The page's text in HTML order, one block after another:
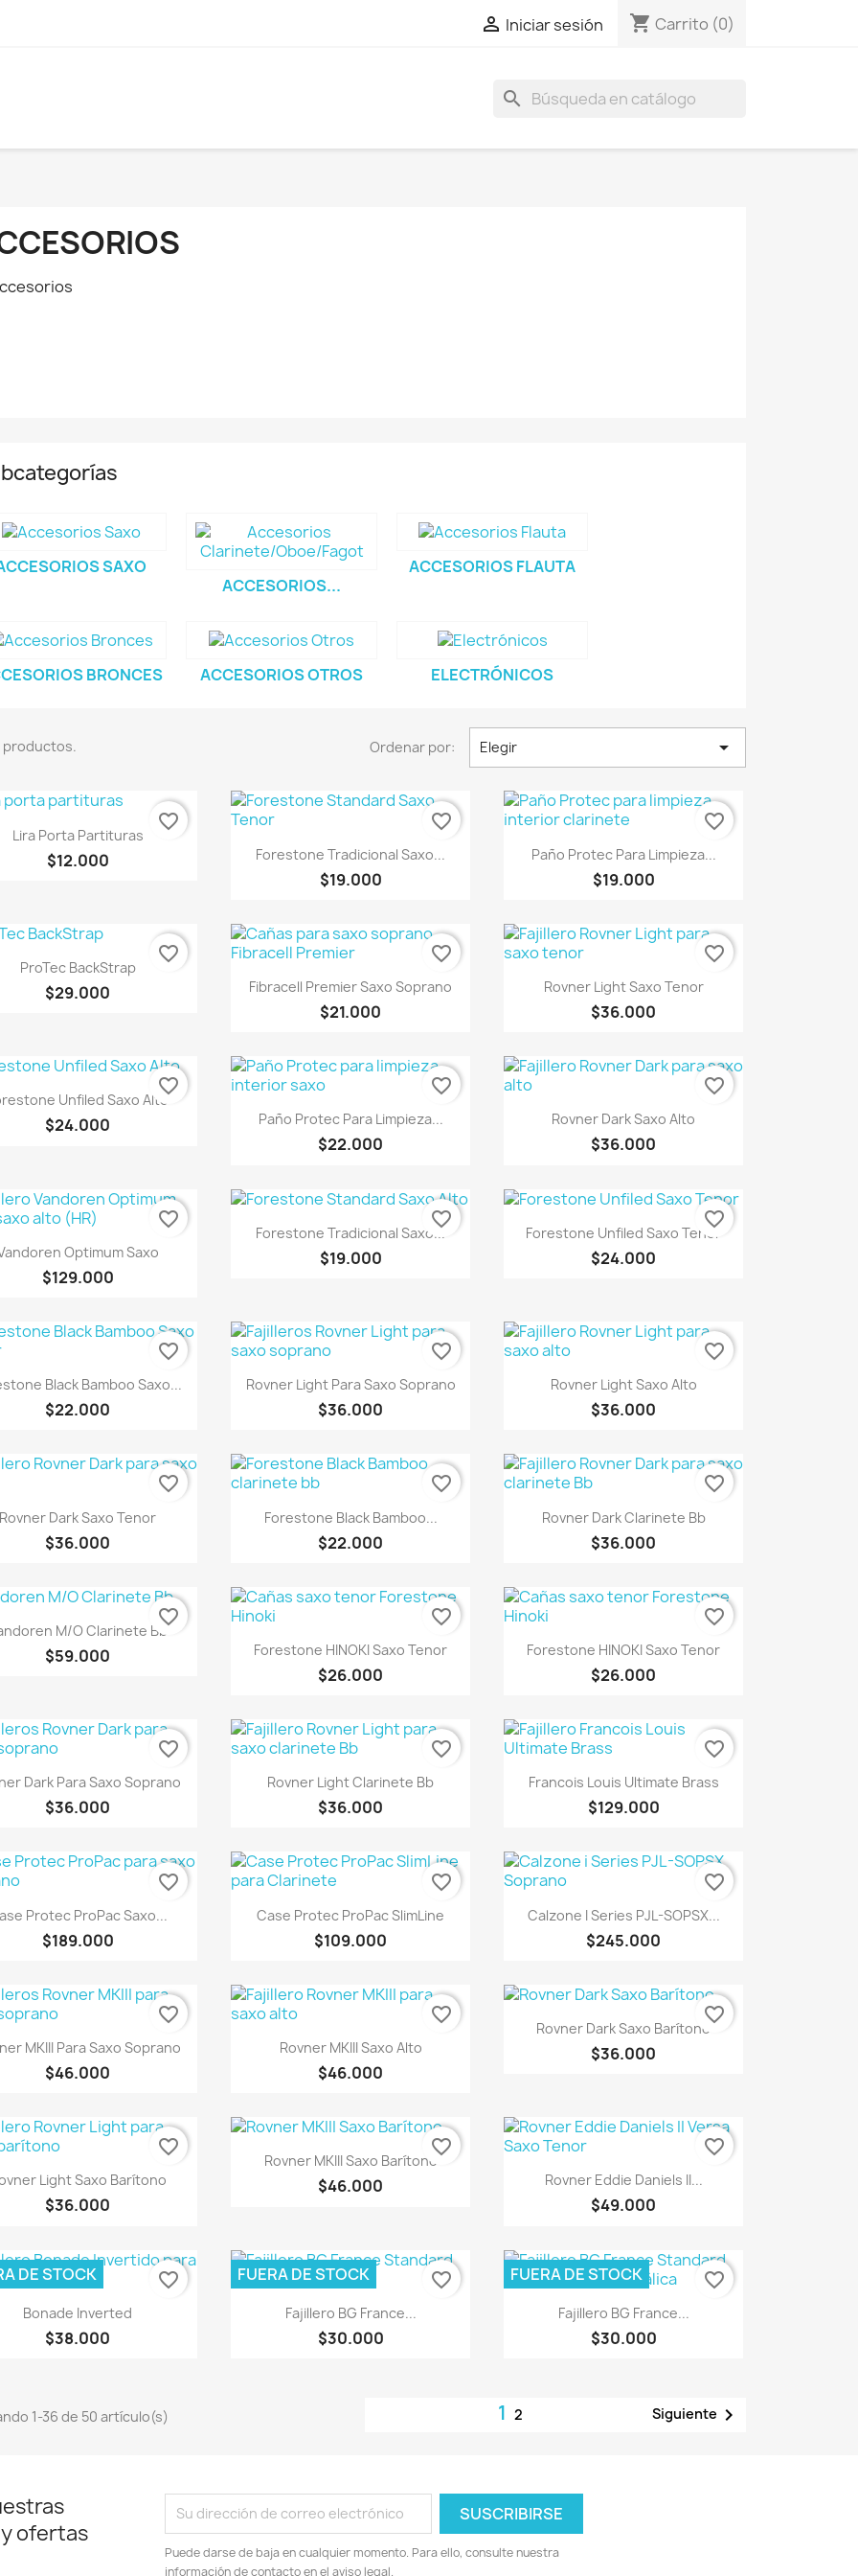
 Iniciar sesión shopping_cart Carrito (0)
search
SAXO
ACCESORIOS...
ACCESORIOS FLAUTA
BRONCES ACCESORIOS OTROS ELECTRÓNICOS
productos. Ordenar por: Elegir 
Vista rápida
Lira Porta Partituras
$12.000
favorite_border
Vista rápida
Forestone Tradicional Saxo...
$19.000
favorite_border
Vista rápida
Paño Protec Para Limpieza...
$19.000
favorite_border
Vista rápida
ProTec BackStrap
$29.000
favorite_border
Vista rápida
Fibracell Premier Saxo Soprano
$21.000
favorite_border
Vista rápida
Rovner Light Saxo Tenor
$36.000
favorite_border
Vista rápida
Unfiled Saxo Alto
$24.000
favorite_border
Vista rápida
Paño Protec Para Limpieza...
$22.000
favorite_border
Vista rápida
Rovner Dark Saxo Alto
$36.000
favorite_border
Vista rápida
Optimum Saxo
$129.000
favorite_border Vista rápida
Forestone Tradicional Saxo...
$19.000
favorite_border Vista rápida
Forestone Unfiled Saxo Tenor
$24.000
favorite_border
 Vista rápida
Black Bamboo Saxo...
$22.000
favorite_border
Vista rápida
Rovner Light Para Saxo Soprano
$36.000
favorite_border
Vista rápida
Rovner Light Saxo Alto
$36.000
favorite_border
Vista rápida
Rovner Dark Saxo Tenor
$36.000
favorite_border
Vista rápida
Forestone Black Bamboo...
$22.000
favorite_border
Vista rápida
Rovner Dark Clarinete Bb
$36.000
favorite_border
Vista rápida
M/O Clarinete Bb
$59.000
favorite_border
Vista rápida
Forestone HINOKI Saxo Tenor
$26.000
favorite_border
Vista rápida
Forestone HINOKI Saxo Tenor
$26.000
favorite_border
Vista rápida
Dark Para Saxo Soprano
$36.000
favorite_border
Vista rápida
Rovner Light Clarinete Bb
$36.000
favorite_border
Vista rápida
Francois Louis Ultimate Brass
$129.000
favorite_border
Vista rápida
Protec ProPac Saxo...
$189.000
favorite_border
Vista rápida
Case Protec ProPac SlimLine
$109.000
favorite_border
Vista rápida
Calzone I Series PJL-SOPSX...
$245.000
favorite_border
Vista rápida
MKIII Para Saxo Soprano
$46.000
favorite_border
Vista rápida
Rovner MKIII Saxo Alto
$46.000
favorite_border Vista rápida
Rovner Dark Saxo Barítono
$36.000
favorite_border
 Vista rápida
Light Saxo Barítono
$36.000
favorite_border Vista rápida
Rovner MKIII Saxo Barítono
$46.000
favorite_border
Vista rápida
Rovner Eddie Daniels II...
$49.000
favorite_border
Vista rápida
Bonade Inverted
$38.000
DE STOCK
favorite_border
Vista rápida
Fajillero BG France...
$30.000
FUERA DE STOCK
favorite_border
Vista rápida
Fajillero BG France...
$30.000
FUERA DE STOCK favorite_border
1-36 de 50 artículo(s) 12 Siguiente 
ofertas
Puede darse de baja en cualquier momento. Para ello, consulte nuestra
información de contacto en el aviso legal.